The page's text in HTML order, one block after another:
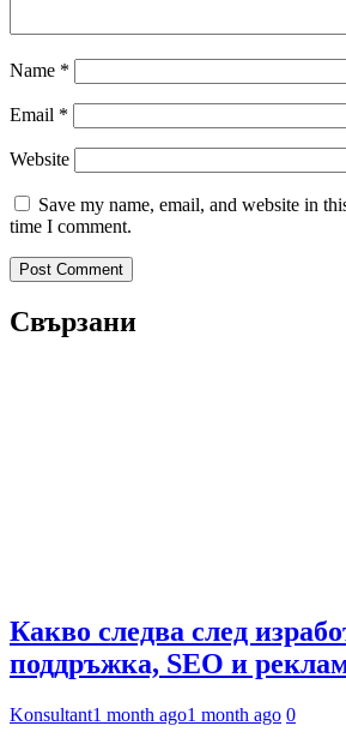
Name *
Email *
Website
Save my name, email, and website in
time I comment.
Свързани
Какво следва след
поддръжка, SEO и
Konsultant1 month ago1 month ago 0